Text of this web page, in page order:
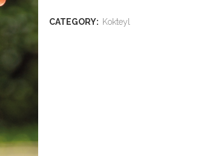
CATEGORY: Kokteyl